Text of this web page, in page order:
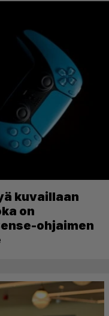
kuvaillaan
on
ohjaimen